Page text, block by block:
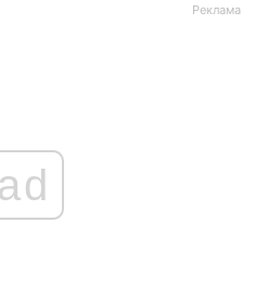
Реклама
ad